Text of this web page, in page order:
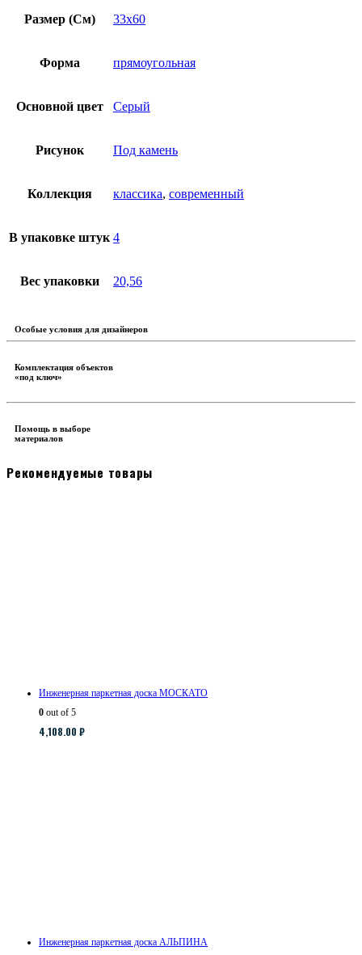
Размер (См) 33х60
Форма прямоугольная
Основной цвет Серый
Рисунок Под камень
Коллекция классика, современный
В упаковке штук 4
Вес упаковки 20,56
Особые условия для дизайнеров
Комплектация объектов
«под ключ»
Помощь в выборе
материалов
Рекомендуемые товары
Инженерная паркетная доска МОСКАТО
0 out of 5
4,108.00 ₽
Инженерная паркетная доска АЛЬПИНА